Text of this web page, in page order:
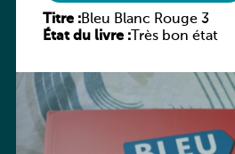
Titre :Bleu Blanc Rouge 3
État du livre :Très bon état